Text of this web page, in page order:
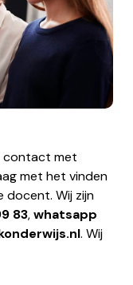
contact met
met het vinden
docent. Wij zijn
83,whatsapp
. Wij